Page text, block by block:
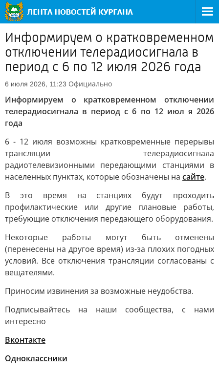
Информируем о кратковременном
отключении телерадиосигнала в
период с 6 по 12 июля 2026 года
6 июля 2026, 11:23 Официально
Информируем о кратковременном отключении
телерадиосигнала в период с 6 по 12 июл я 2026
года
6 - 12 июля возможны кратковременные перерывы
трансляции телерадиосигнала
радиотелевизионными передающими станциями в
населенных пунктах, которые обозначены на сайте.
В это время на станциях будут проходить
профилактические или другие плановые работы,
требующие отключения передающего оборудования.
Некоторые работы могут быть отменены
(перенесены на другое время) из-за плохих погодных
условий. Все отключения трансляции согласованы с
вещателями.
Приносим извинения за возможные неудобства.
Подписывайтесь на наши сообщества, с нами
интересно
Вконтакте
Одноклассники